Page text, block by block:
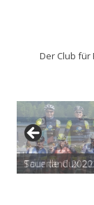
Der Club
Sauerland
Tour de Cux